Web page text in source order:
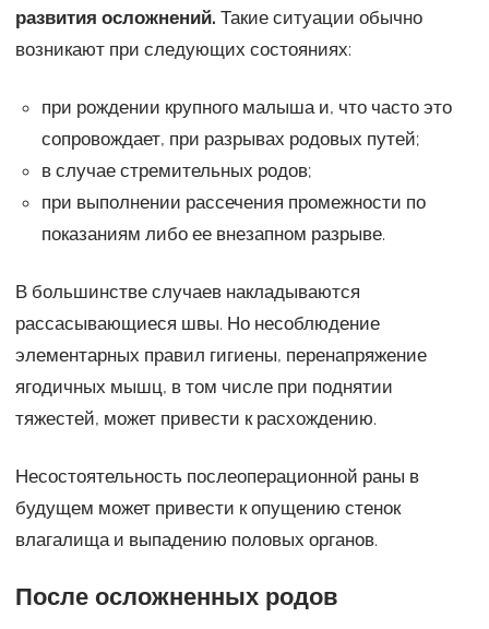
развития осложнений. Такие ситуации обычно
возникают при следующих состояниях:
при рождении крупного малыша и, что часто это
сопровождает, при разрывах родовых путей;
в случае стремительных родов;
при выполнении рассечения промежности по
показаниям либо ее внезапном разрыве.
В большинстве случаев накладываются
рассасывающиеся швы. Но несоблюдение
элементарных правил гигиены, перенапряжение
ягодичных мышц, в том числе при поднятии
тяжестей, может привести к расхождению.
Несостоятельность послеоперационной раны в
будущем может привести к опущению стенок
влагалища и выпадению половых органов.
После осложненных родов